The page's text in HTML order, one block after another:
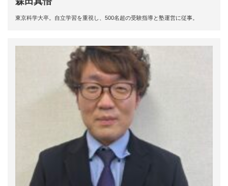
東京科学大卒。自立学習を重視し、500名超の受験指導と塾運営に従事。